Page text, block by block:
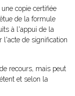
copie certifiée
de la formule
à l'appui de la
l'acte de signification
recours, mais peut
et selon la